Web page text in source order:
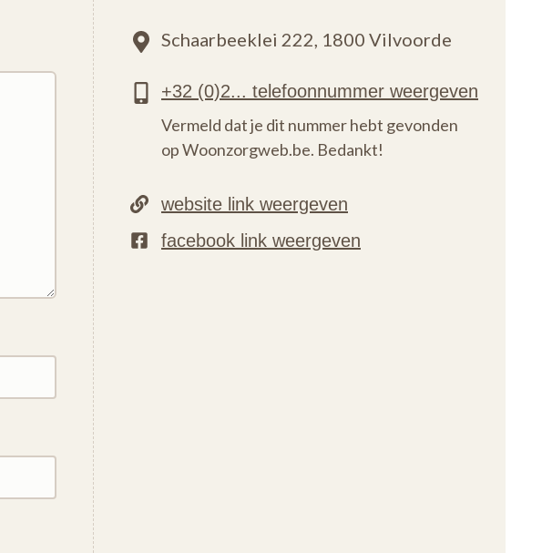
Schaarbeeklei 222, 1800 Vilvoorde
Vermeld dat je dit nummer hebt gevonden
op Woonzorgweb.be. Bedankt!